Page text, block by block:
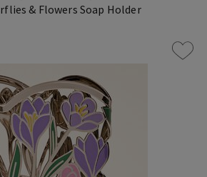
& Flowers Soap Holder